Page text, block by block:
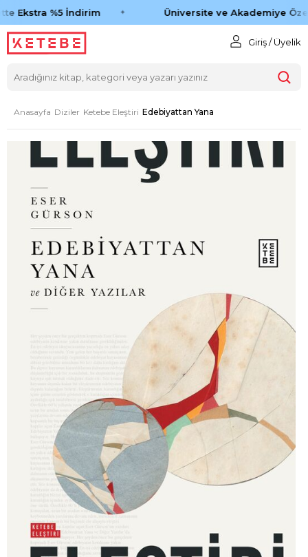
Ekstra %5 İndirim Üniversite ve Akademiye
Giriş / Üyelik
Anasayfa Diziler Ketebe Eleştiri Edebiyattan Yana